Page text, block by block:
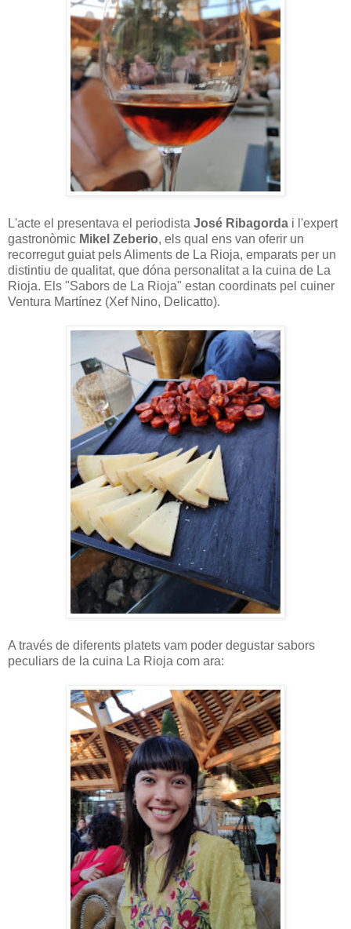
L'acte el presentava el periodista José Ribagorda i l'expert
gastronòmic Mikel Zeberio, els qual ens van oferir un
recorregut guiat pels Aliments de La Rioja, emparats per un
distintiu de qualitat, que dóna personalitat a la cuina de La
Rioja. Els "Sabors de La Rioja" estan coordinats pel cuiner
Ventura Martínez (Xef Nino, Delicatto).
A través de diferents platets vam poder degustar sabors
peculiars de la cuina La Rioja com ara: